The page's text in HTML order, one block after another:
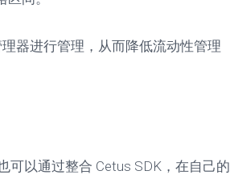
器进行管理，从而降低流动性管理
可以通过整合 Cetus SDK，在自己的